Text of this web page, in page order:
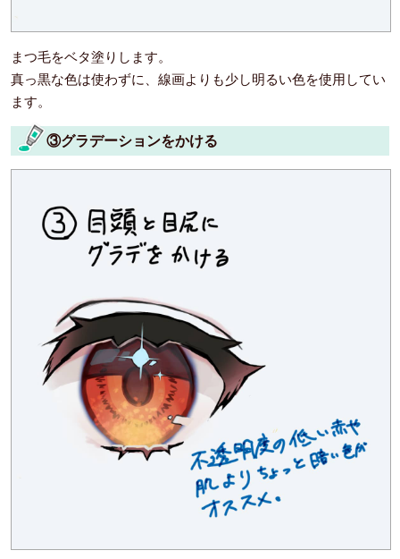
まつ毛をベタ塗りします。
真っ黒な色は使わずに、線画よりも少し明るい色を使用してい
ます。
③グラデーションをかける